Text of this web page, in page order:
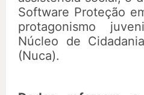
Software Proteção
protagonismo
Núcleo de
(Nuca).